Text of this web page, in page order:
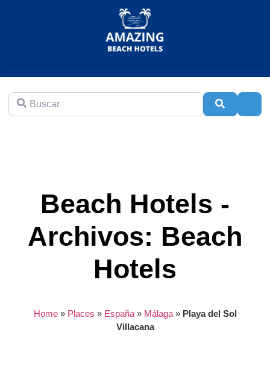
Buscar
Beach Hotels -
Archivos: Beach
Hotels
Home» Places » España» Málaga» Playa del Sol
Villacana